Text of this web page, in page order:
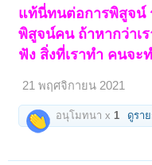
แท้นี่ทนต่อการพิสูจน์
พิสูจน์คน ถ้าหากว่าเ
ฟัง สิ่งที่เราทำ คนจะ
21 พฤศจิกายน 2021
อนุโมทนา x1 ดูรา